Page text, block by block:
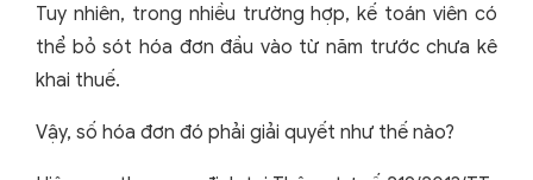
Tuy nhiên, trong nhiều trường hợp, kế toán viên có
thể bỏ sót hóa đơn đầu vào từ năm trước chưa kê
khai thuế.
Vậy, số hóa đơn đó phải giải quyết như thế nào?